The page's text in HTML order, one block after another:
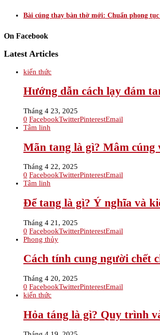
Bài cúng thay bàn thờ mới: Chuẩn phong tục
On Facebook
Latest Articles
kiến thức
Hướng dẫn cách lạy đám
Tháng 4 23, 2025
0 FacebookTwitterPinterestEmail
Tâm linh
Mãn tang là gì? Mâm cúng
Tháng 4 22, 2025
0 FacebookTwitterPinterestEmail
Tâm linh
Để tang là gì? Ý nghĩa và
Tháng 4 21, 2025
0 FacebookTwitterPinterestEmail
Phong thủy
Cách tính cung người chết
Tháng 4 20, 2025
0 FacebookTwitterPinterestEmail
kiến thức
Hỏa táng là gì? Quy trình